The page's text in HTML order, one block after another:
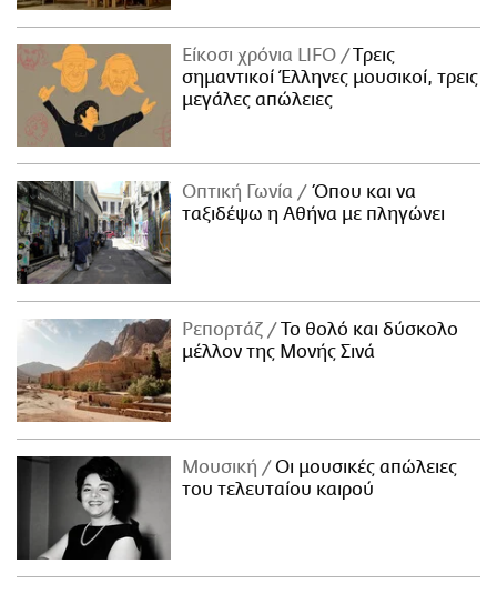
Είκοσι χρόνια LIFO
Tρεις
σημαντικοί Έλληνες μουσικοί, τρεις
μεγάλες απώλειες
Οπτική Γωνία
Όπου και να
ταξιδέψω η Αθήνα με πληγώνει
Ρεπορτάζ
Το θολό και δύσκολο
μέλλον της Μονής Σινά
Μουσική
Οι μουσικές απώλειες
του τελευταίου καιρού